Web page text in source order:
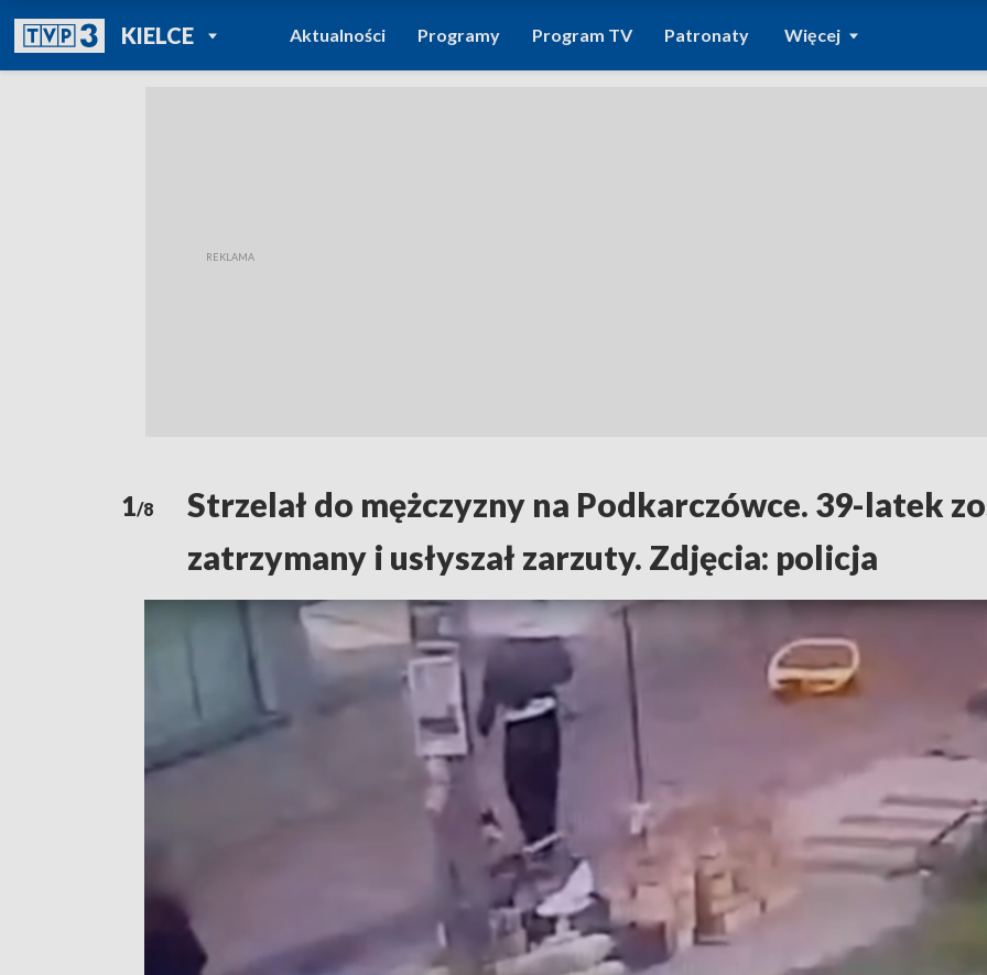
KIELCEPOWRÓT DO
TVP REGIONY
Aktualności Programy Program TV Patronaty Więcej
1/8
Strzelał do mężczyzny na Podkarczówce. 39-latek
zatrzymany i usłyszał zarzuty. Zdjęcia: policja